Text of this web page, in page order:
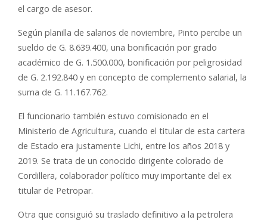
el cargo de asesor.
Según planilla de salarios de noviembre, Pinto percibe un
sueldo de G. 8.639.400, una bonificación por grado
académico de G. 1.500.000, bonificación por peligrosidad
de G. 2.192.840 y en concepto de complemento salarial, la
suma de G. 11.167.762.
El funcionario también estuvo comisionado en el
Ministerio de Agricultura, cuando el titular de esta cartera
de Estado era justamente Lichi, entre los años 2018 y
2019. Se trata de un conocido dirigente colorado de
Cordillera, colaborador político muy importante del ex
titular de Petropar.
Otra que consiguió su traslado definitivo a la petrolera